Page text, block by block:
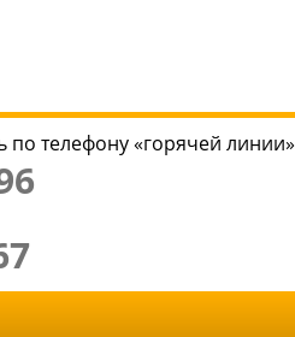
телефону «горячей линии»